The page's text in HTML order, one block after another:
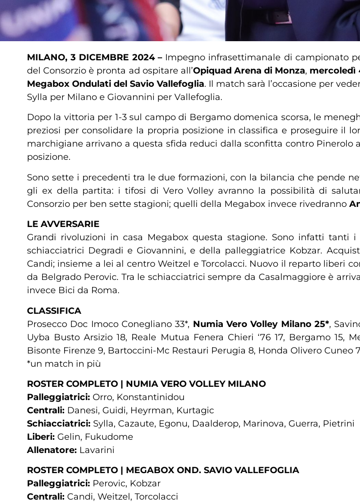
MILANO, 3 DICEMBRE 2024 –Impegno infrasettimanale di campionato
del Consorzio è pronta ad ospitare all’Opiquad Arena di Monza, mercoledì
Megabox Ondulati del Savio Vallefoglia. Il match sarà l’occasione per
Sylla per Milano e Giovannini per Vallefoglia.
Dopo la vittoria per 1-3 sul campo di Bergamo domenica scorsa, le
preziosi per consolidare la propria posizione in classifica e proseguire il
marchigiane arrivano a questa sfida reduci dalla sconfitta contro Pinerolo
posizione.
Sono sette i precedenti tra le due formazioni, con la bilancia che pende
gli ex della partita: i tifosi di Vero Volley avranno la possibilità di
Consorzio per ben sette stagioni; quelli della Megabox invece rivedranno
LE AVVERSARIE
Grandi rivoluzioni in casa Megabox questa stagione. Sono infatti
schiacciatrici Degradi e Giovannini, e della palleggiatrice Kobzar.
Candi; insieme a lei al centro Weitzel e Torcolacci. Nuovo il reparto liberi
da Belgrado Perovic. Tra le schiacciatrici sempre da Casalmaggiore è
invece Bici da Roma.
CLASSIFICA
Prosecco Doc Imoco Conegliano 33*, Numia Vero Volley Milano 25*,
Uyba Busto Arsizio 18, Reale Mutua Fenera Chieri ‘76 17, Bergamo 15,
Bisonte Firenze 9, Bartoccini-Mc Restauri Perugia 8, Honda Olivero Cuneo
*un match in più
ROSTER COMPLETO | NUMIA VERO VOLLEY MILANO
Palleggiatrici: Orro, Konstantinidou
Centrali: Danesi, Guidi, Heyrman, Kurtagic
Schiacciatrici: Sylla, Cazaute, Egonu, Daalderop, Marinova, Guerra, Pietrini
Liberi: Gelin, Fukudome
Allenatore: Lavarini
ROSTER COMPLETO | MEGABOX OND. SAVIO VALLEFOGLIA
Palleggiatrici: Perovic, Kobzar
Centrali: Candi, Weitzel, Torcolacci